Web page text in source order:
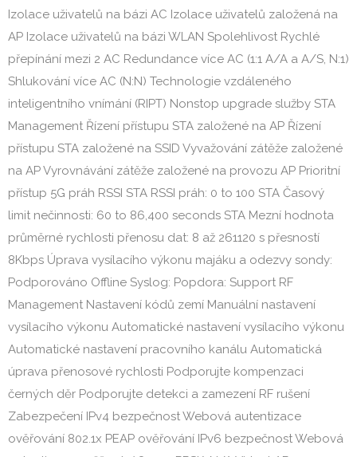
Izolace uživatelů na bázi AC Izolace uživatelů založená na
AP Izolace uživatelů na bázi WLAN Spolehlivost Rychlé
přepínání mezi 2 AC Redundance více AC (1:1 A/A a A/S, N:1)
Shlukování více AC (N:N) Technologie vzdáleného
inteligentního vnímání (RIPT) Nonstop upgrade služby STA
Management Řízení přístupu STA založené na AP Řízení
přístupu STA založené na SSID Vyvažování zátěže založené
na AP Vyrovnávání zátěže založené na provozu AP Prioritní
přístup 5G práh RSSI STA RSSI práh: 0 to 100 STA Časový
limit nečinnosti: 60 to 86,400 seconds STA Mezní hodnota
průměrné rychlosti přenosu dat: 8 až 261120 s přesností
8Kbps Úprava vysílacího výkonu majáku a odezvy sondy:
Podporováno Offline Syslog: Popdora: Support RF
Management Nastavení kódů zemí Manuální nastavení
vysílacího výkonu Automatické nastavení vysílacího výkonu
Automatické nastavení pracovního kanálu Automatická
úprava přenosové rychlosti Podporujte kompenzaci
černých děr Podporujte detekci a zamezení RF rušení
Zabezpečení IPv4 bezpečnost Webová autentizace
ověřování 802.1x PEAP ověřování IPv6 bezpečnost Webová